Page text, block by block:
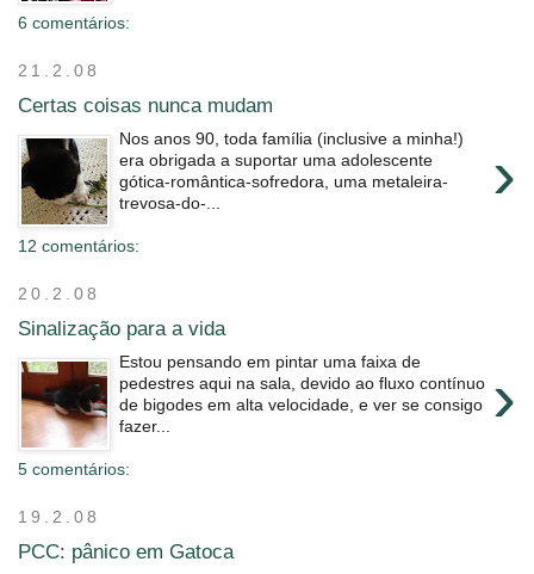
6 comentários:
21.2.08
Certas coisas nunca mudam
›
Nos anos 90, toda família (inclusive a minha!)
era obrigada a suportar uma adolescente
gótica-romântica-sofredora, uma metaleira-
trevosa-do-...
12 comentários:
20.2.08
Sinalização para a vida
›
Estou pensando em pintar uma faixa de
pedestres aqui na sala, devido ao fluxo contínuo
de bigodes em alta velocidade, e ver se consigo
fazer...
5 comentários:
19.2.08
PCC: pânico em Gatoca